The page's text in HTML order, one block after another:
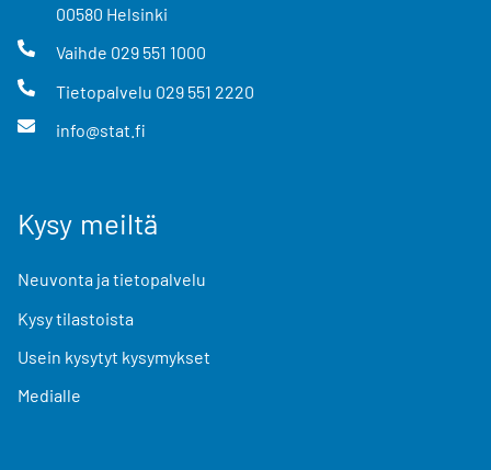
00580 Helsinki
Vaihde 029 551 1000
Tietopalvelu 029 551 2220
info@stat.fi
Kysy meiltä
Neuvonta ja tietopalvelu
Kysy tilastoista
Usein kysytyt kysymykset
Medialle